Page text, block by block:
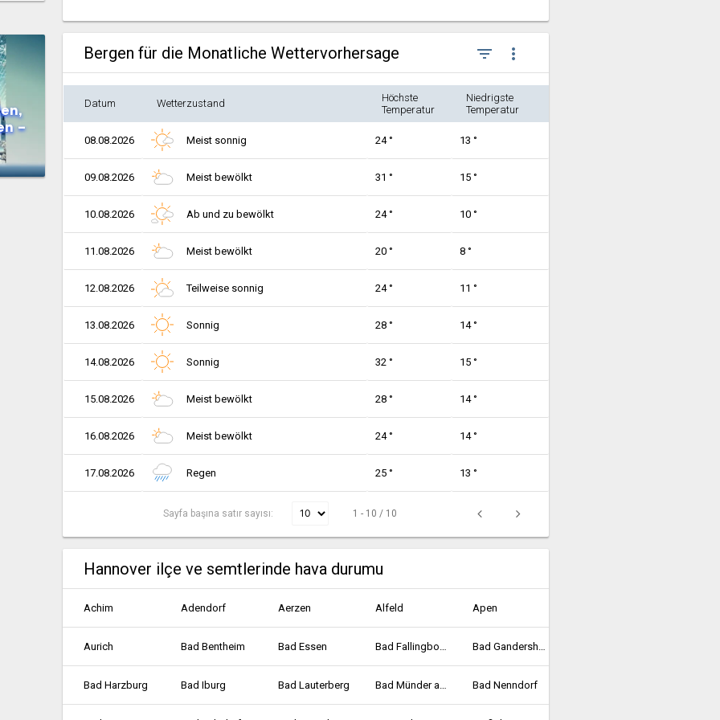
–
Bergen für die Monatliche Wettervorhersage filter_list more_vert
Datum Wetterzustand
Höchste
Temperatur
Niedrigste
Temperatur
08.08.2026 Meist sonnig 24 ° 13 °
09.08.2026 Meist bewölkt 31 ° 15 °
10.08.2026 Ab und zu bewölkt 24 ° 10 °
11.08.2026 Meist bewölkt 20 ° 8 °
12.08.2026 Teilweise sonnig 24 ° 11 °
13.08.2026 Sonnig 28 ° 14 °
14.08.2026 Sonnig 32 ° 15 °
15.08.2026 Meist bewölkt 28 ° 14 °
16.08.2026 Meist bewölkt 24 ° 14 °
17.08.2026 Regen 25 ° 13 °
Sayfa başına satır sayısı: 1 - 10 / 10
Hannover ilçe ve semtlerinde hava durumu
Achim Adendorf Aerzen Alfeld Apen
Aurich Bad Bentheim Bad Essen Bad Fallingbostel Bad Gandersheim
Bad Harzburg Bad Iburg Bad Lauterberg Bad Münder am Deister Bad Nenndorf